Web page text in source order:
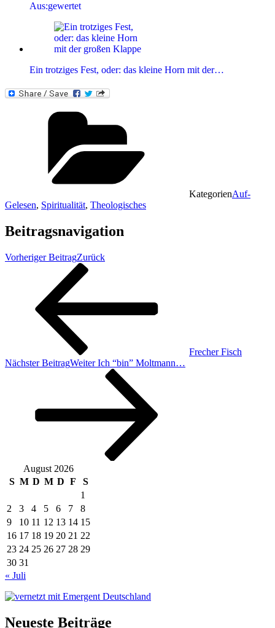
Aus:gewertet
Ein trotziges Fest, oder: das kleine Horn mit der…
KategorienAuf-
Gelesen, Spiritualität, Theologisches
Beitragsnavigation
Vorheriger BeitragZurück
Frecher Fisch
Nächster BeitragWeiter Ich “bin” Moltmann…
August 2026
S M D M D F
S
1
2
3 4 5 6 7
8
9
10 11 12 13 14 15
16 17 18 19 20 21 22
23 24 25 26 27 28 29
30 31
« Juli
Neueste Beiträge